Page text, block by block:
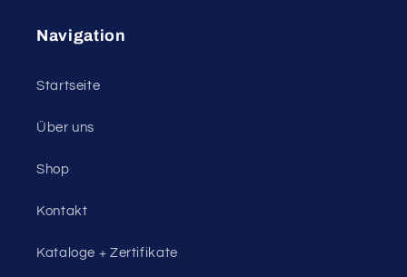
Navigation
Startseite
Über uns
Shop
Kontakt
Kataloge + Zertifikate